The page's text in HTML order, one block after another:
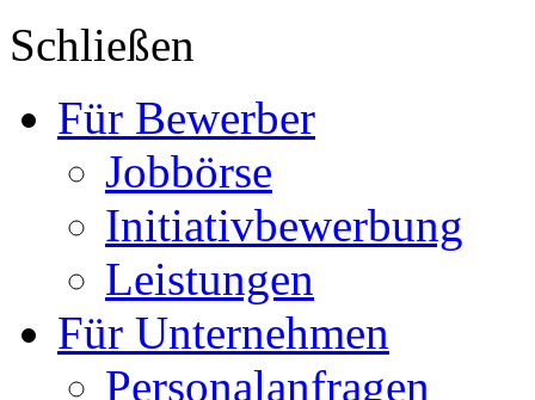
Schließen
Für Bewerber
Jobbörse
Initiativbewerbung
Leistungen
Für Unternehmen
Personalanfragen